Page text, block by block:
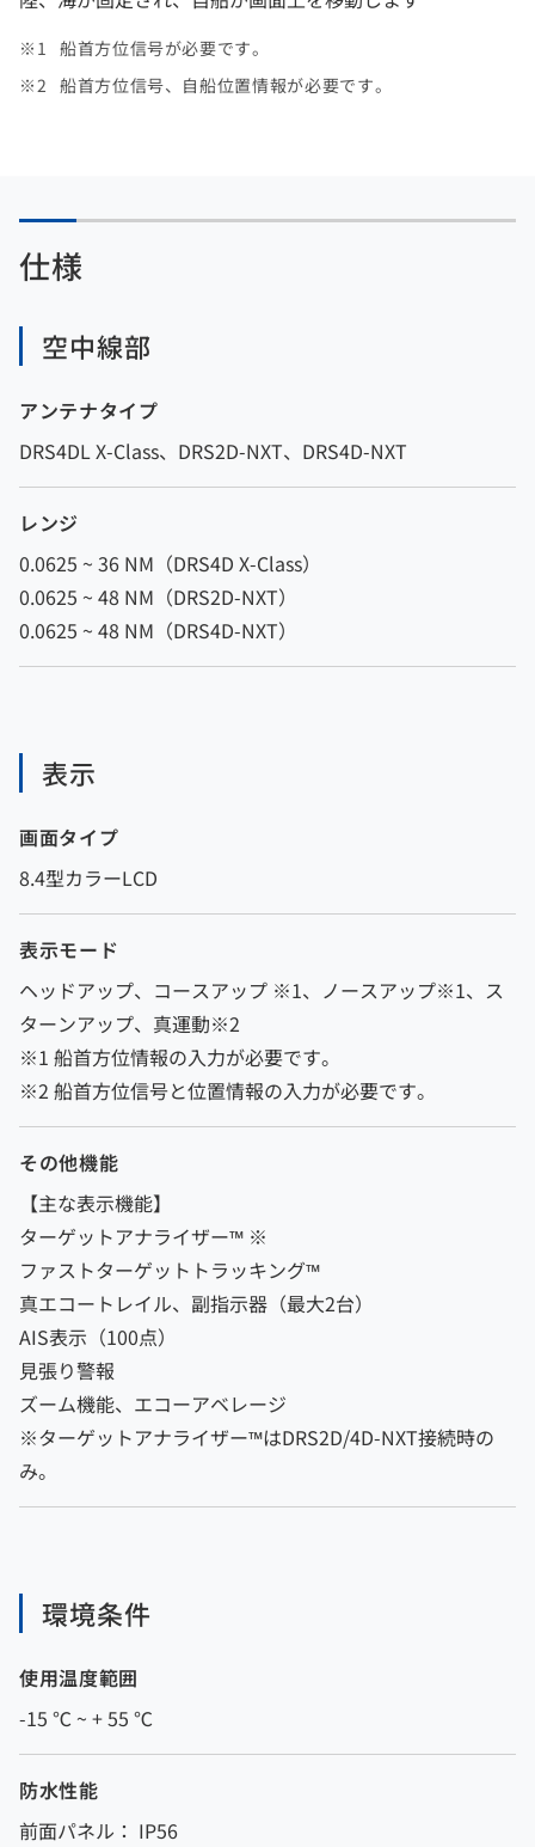
船首方位信号が必要です。
船首方位信号、自船位置情報が必要です。
仕様
空中線部
アンテナタイプ
DRS4DL X-Class、DRS2D-NXT、DRS4D-NXT
レンジ
0.0625 ~ 36 NM（DRS4D X-Class）
0.0625 ~ 48 NM（DRS2D-NXT）
0.0625 ~ 48 NM（DRS4D-NXT）
表示
画面タイプ
8.4型カラーLCD
表示モード
ヘッドアップ、コースアップ ※1、ノースアップ※1、ス
ターンアップ、真運動※2
※1 船首方位情報の入力が必要です。
※2 船首方位信号と位置情報の入力が必要です。
その他機能
【主な表示機能】
ターゲットアナライザー™ ※
ファストターゲットトラッキング™
真エコートレイル、副指示器（最大2台）
AIS表示（100点）
見張り警報
ズーム機能、エコーアベレージ
※ターゲットアナライザー™はDRS2D/4D-NXT接続時の
み。
環境条件
使用温度範囲
-15 ℃ ~ + 55 ℃
防水性能
前面パネル： IP56